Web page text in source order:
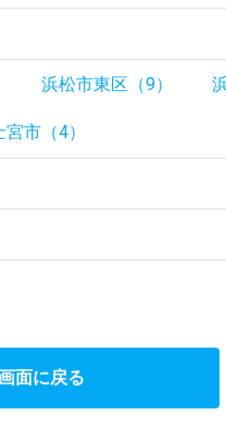
浜松市東区（9）
市（4）
面に戻る